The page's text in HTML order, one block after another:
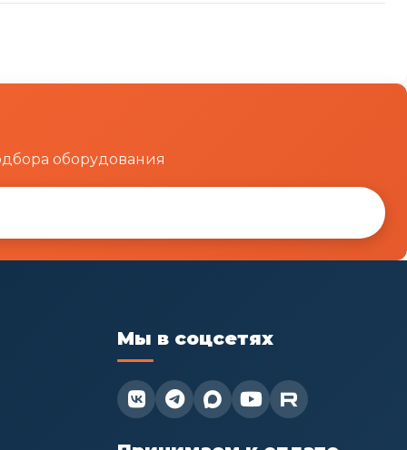
оборудования
Мы в соцсетях
 